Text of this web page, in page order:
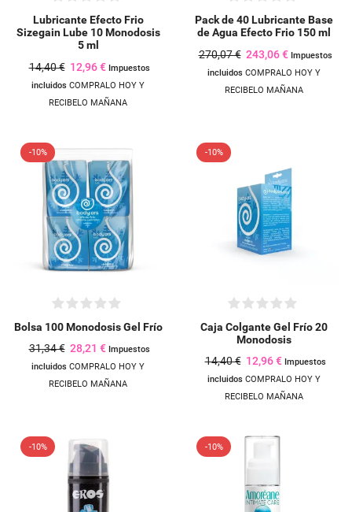
Lubricante Efecto Frio
Sizegain Lube 10 Monodosis
5 ml
14,40 € 12,96 € Impuestos
incluidos COMPRALO HOY Y
RECIBELO MAÑANA
Pack de 40 Lubricante Base
de Agua Efecto Frio 150 ml
270,07 € 243,06 € Impuestos
incluidos COMPRALO HOY Y
RECIBELO MAÑANA
-10%
Bolsa 100 Monodosis Gel Frío
31,34 € 28,21 € Impuestos
incluidos COMPRALO HOY Y
RECIBELO MAÑANA
-10%
Caja Colgante Gel Frío 20
Monodosis
14,40 € 12,96 € Impuestos
incluidos COMPRALO HOY Y
RECIBELO MAÑANA
-10% -10%
Añadir a la lista de deseos
((modalTitle))
Crear lista de deseos
Nombre de la lista de deseos
Iniciar sesión